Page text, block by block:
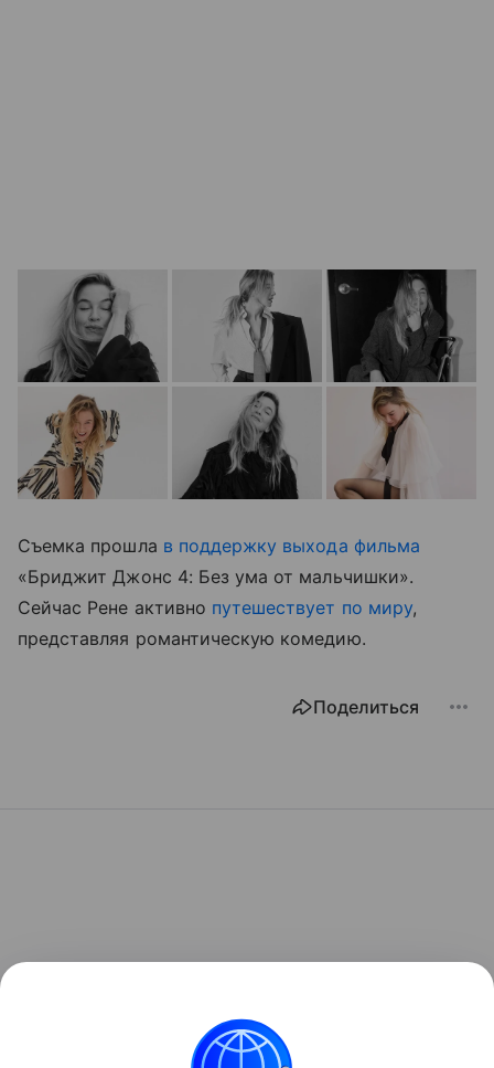
Съемка прошла в поддержку выхода фильма
«Бриджит Джонс 4: Без ума от мальчишки».
Сейчас Рене активно путешествует по миру,
представляя романтическую комедию.
Поделиться